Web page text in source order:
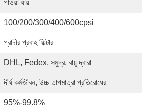
পাওয়া যায়
100/200/300/400/600cpsi
প্রাচীর প্রবাহ ফিল্টার
DHL, Fedex, সমুদ্র, বায়ু দ্বারা
দীর্ঘ কর্মজীবন, উচ্চ তাপমাত্রা প্রতিরোধের
95%-99.8%